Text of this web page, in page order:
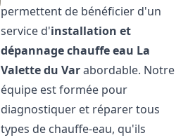
permettent de bénéficier d'un
service d'installation et
dépannage chauffe eau La
Valette du Varabordable. Notre
équipe est formée pour
diagnostiquer et réparer tous
types de chauffe-eau, qu'ils